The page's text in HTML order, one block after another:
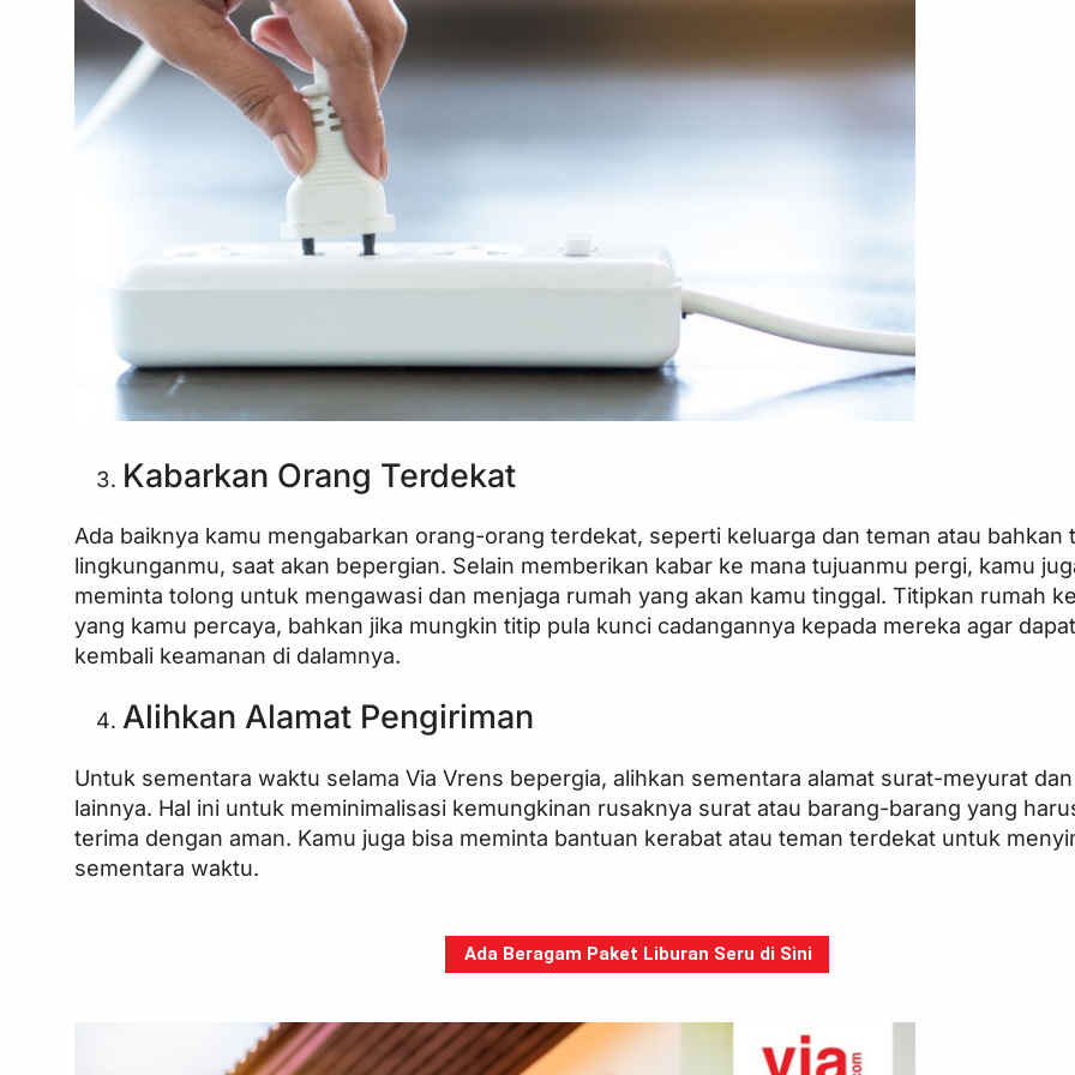
Kabarkan Orang Terdekat
Ada baiknya kamu mengabarkan orang-orang terdekat, seperti keluarga dan teman atau bahkan
lingkunganmu, saat akan bepergian. Selain memberikan kabar ke mana tujuanmu pergi, kamu
meminta tolong untuk mengawasi dan menjaga rumah yang akan kamu tinggal. Titipkan rumah
yang kamu percaya, bahkan jika mungkin titip pula kunci cadangannya kepada mereka agar
kembali keamanan di dalamnya.
Alihkan Alamat Pengiriman
Untuk sementara waktu selama Via Vrens bepergia, alihkan sementara alamat surat-meyurat
lainnya. Hal ini untuk meminimalisasi kemungkinan rusaknya surat atau barang-barang yang
terima dengan aman. Kamu juga bisa meminta bantuan kerabat atau teman terdekat untuk
sementara waktu.
Ada Beragam Paket Liburan Seru di Sini